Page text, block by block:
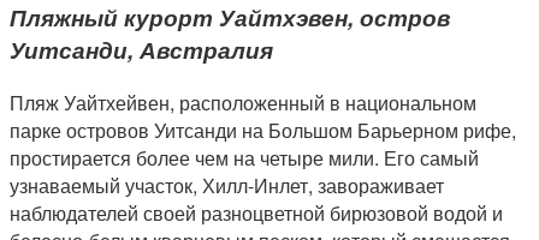
Пляжный курорт Уайтхэвен, остров
Уитсанди, Австралия
Пляж Уайтхейвен, расположенный в национальном
парке островов Уитсанди на Большом Барьерном рифе,
простирается более чем на четыре мили. Его самый
узнаваемый участок, Хилл-Инлет, завораживает
наблюдателей своей разноцветной бирюзовой водой и